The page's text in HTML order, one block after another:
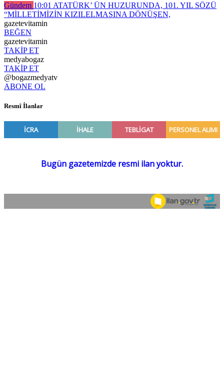
Gündem 10:01 ATATÜRK’ ÜN HUZURUNDA, 101. YIL SÖZÜ
“MİLLETİMİZİN KIZILELMASINA DÖNÜŞEN,
gazetevitamin
BEĞEN
gazetevitamin
TAKİP ET
medyabogaz
TAKİP ET
@bogazmedyatv
ABONE OL
Resmî İlanlar